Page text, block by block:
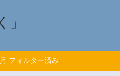
フィルター済み